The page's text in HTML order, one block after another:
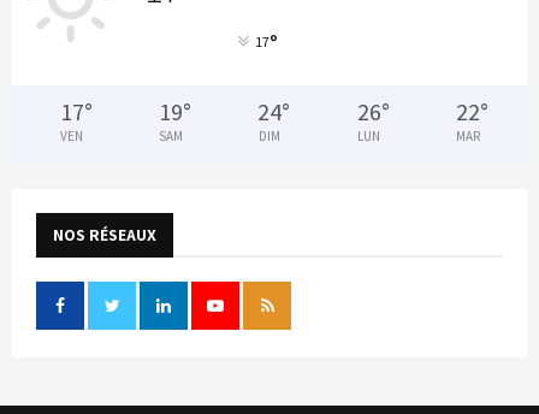
17°
17°
VEN
19°
SAM
24°
DIM
26°
LUN
22°
MAR
NOS RÉSEAUX